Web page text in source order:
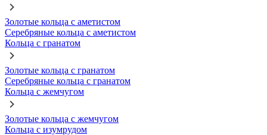
Золотые кольца с аметистом
Серебряные кольца с аметистом
Кольца с гранатом
Золотые кольца с гранатом
Серебряные кольца с гранатом
Кольца с жемчугом
Золотые кольца с жемчугом
Кольца с изумрудом